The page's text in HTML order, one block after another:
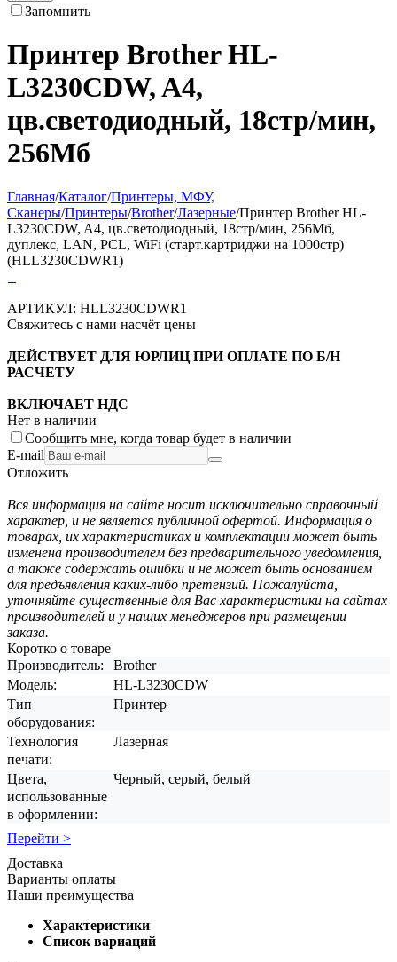
Запомнить
Принтер Brother HL-
L3230CDW, A4,
цв.светодиодный, 18стр/мин,
256Мб
Главная/Каталог/Принтеры, МФУ,
Сканеры/Принтеры/Brother/Лазерные/Принтер Brother HL-
L3230CDW, A4, цв.светодиодный, 18стр/мин, 256Мб,
дуплекс, LAN, PCL, WiFi (старт.картриджи на 1000стр)
(HLL3230CDWR1)
АРТИКУЛ: HLL3230CDWR1
Свяжитесь с нами насчёт цены
ДЕЙСТВУЕТ ДЛЯ ЮРЛИЦ ПРИ ОПЛАТЕ ПО Б/Н
РАСЧЕТУ
ВКЛЮЧАЕТ НДС
Нет в наличии
Сообщить мне, когда товар будет в наличии
E-mail
Отложить
Вся информация на сайте носит исключительно справочный
характер, и не является публичной офертой. Информация о
товарах, их характеристиках и комплектации может быть
изменена производителем без предварительного уведомления,
а также содержать ошибки и не может быть основанием
для предъявления каких-либо претензий. Пожалуйста,
уточняйте существенные для Вас характеристики на сайтах
производителей и у наших менеджеров при размещении
заказа.
Коротко о товаре
Производитель:
Brother
Модель:
HL-L3230CDW
Тип
оборудования:
Принтер
Технология
печати:
Лазерная
Цвета,
использованные
в оформлении:
Черный, серый, белый
Перейти >
Доставка
Варианты оплаты
Наши преимущества
Характеристики
Список вариаций